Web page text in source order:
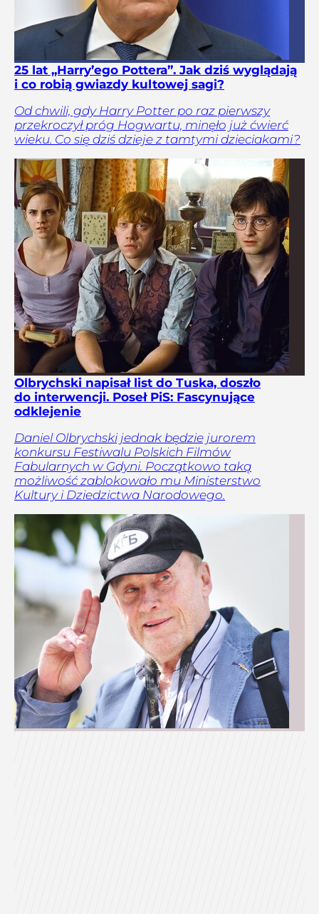
25 lat „Harry’ego Pottera”. Jak dziś wyglądają
i co robią gwiazdy kultowej sagi?
Od chwili, gdy Harry Potter po raz pierwszy
przekroczył próg Hogwartu, minęło już ćwierć
wieku. Co się dziś dzieje z tamtymi dzieciakami?
Olbrychski napisał list do Tuska, doszło
do interwencji. Poseł PiS: Fascynujące
odklejenie
Daniel Olbrychski jednak będzie jurorem
konkursu Festiwalu Polskich Filmów
Fabularnych w Gdyni. Początkowo taką
możliwość zablokowało mu Ministerstwo
Kultury i Dziedzictwa Narodowego.